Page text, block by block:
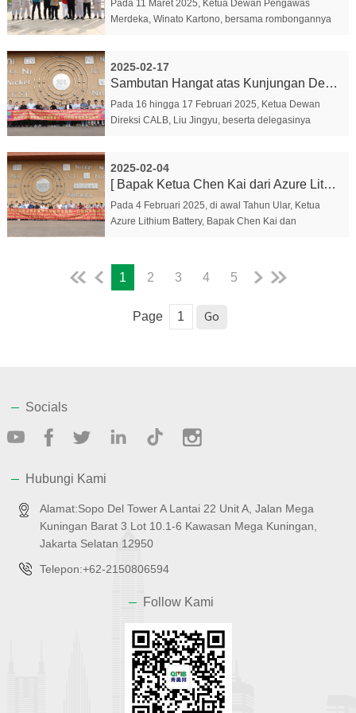
Pada 11 Maret 2025, Ketua Dewan Pengawas
Merdeka, Winato Kartono, bersama rombongannya
Profesor Xu Kaihua, m...
2025-02-17
Sambutan Hangat atas Kunjungan Delegasi Ketua Dewa...
Pada 16 hingga 17 Februari 2025, Ketua Dewan
Direksi CALB, Liu Jingyu, beserta delegasinya
hangat oleh karya...
2025-02-04
[ Bapak Ketua Chen Kai dari Azure Lithium Battery ...
Pada 4 Februari 2025, di awal Tahun Ular, Ketua
Azure Lithium Battery, Bapak Chen Kai dan
1 2 3 4 5
Page
Socials
Hubungi Kami
Alamat:Sopo Del Tower A Lantai 22 Unit A, Jalan Mega
Kuningan Barat 3 Lot 10.1-6 Kawasan Mega Kuningan,
Jakarta Selatan 12950
Telepon:+62-2150806594
Follow Kami